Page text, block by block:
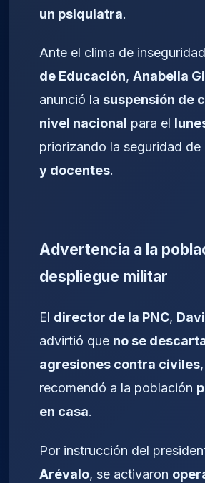
un psiquiatra.
Ante el clima de
de Educación, Anabella
anunció la suspensión de
nivel nacional para el
priorizando la seguridad de
y docentes.
Advertencia a la
despliegue militar
El director de la PNC,
advirtió que no se
agresiones contra civiles
recomendó a la población
en casa.
Por instrucción del
Arévalo, se activaron